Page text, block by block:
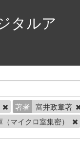
タルア
著者
富井政章著
マイクロ室集密）